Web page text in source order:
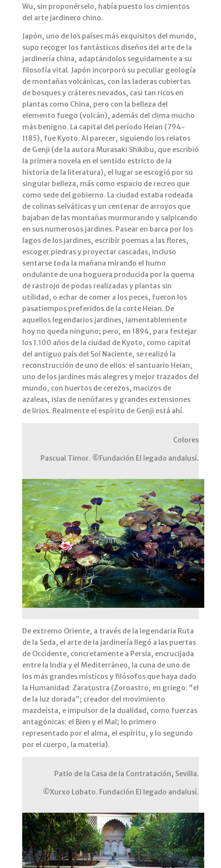
Wu, sin proponérselo, había puesto los cimientos
del arte jardinero chino.
Japón, uno de los países más exquisitos del mundo,
supo recoger los fantásticos diseños del arte de la
jardinería china, adaptándolos seguidamente a su
filosofía vital. Japón incorporó su peculiar geología
de montañas volcánicas, con las laderas cubiertas
de bosques y cráteres nevados, casi tan ricos en
plantas como China, pero con la belleza del
elemento fuego (volcán), además del clima mucho
más benigno. La capital del período Heian (794-
1185), fue Kyoto. Al parecer, siguiendo los relatos
de Genji (de la autora Murasaki Shikibu, que escribió
la primera novela en el sentido estricto de la
historia de la literatura), el lugar se escogió por su
singular belleza, más como espacio de recreo que
como sede del gobierno. La ciudad estaba rodeada
de colinas selváticas y un centenar de arroyos que
bajaban de las montañas murmurando y salpicando
en sus numerosos jardines. Pasear en barca por los
lagos de los jardines, escribir poemas a las flores,
escoger piedras y proyectar cascadas, incluso
sentarse toda la mañana mirando el humo
ondulante de una hoguera producida por la quema
de rastrojo de podas realizadas y plantas sin
utilidad, o echar de comer a los peces, fueron los
pasatiempos preferidos de la corte Heian. De
aquellos legendarios jardines, lamentablemente
hoy no queda ninguno; pero, en 1894, para festejar
los 1.100 años de la ciudad de Kyoto, como capital
del antiguo país del Sol Naciente, se realizó la
reconstrucción de uno de ellos: el santuario Heian,
uno de los jardines más alegres y mejor trazados del
mundo, con huertos de cerezos, macizos de
azaleas, islas de nenúfares y grandes extensiones
de lirios. Realmente el espíritu de Genji está ahí.
Colores
Pascual Timor. ©Fundación El legado andalusí.
De extremo Oriente, a través de la legendaria Ruta
de la Seda, el arte de la jardinería llegó a las puertas
de Occidente, concretamente a Persia, encrucijada
entre la India y el Mediterráneo, la cuna de uno de
los más grandes místicos y filósofos que haya dado
la Humanidad: Zaratustra (Zoroastro, en griego: “el
de la luz dorada”; creador del movimiento
mazdeísta, e impulsor de la dualidad, como fuerzas
antagónicas: el Bien y el Mal; lo primero
representado por el alma, el espíritu, y lo segundo
por el cuerpo, la materia).
Patio de la Casa de la Contratación, Sevilla.
©Xurxo Lobato. Fundación El legado andalusí.